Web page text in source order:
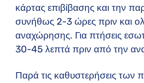
κάρτας επιβίβασης και την
συνήθως 2-3 ώρες πριν και
αναχώρησης. Για πτήσεις
30-45 λεπτά πριν από την
Παρά τις καθυστερήσεις των